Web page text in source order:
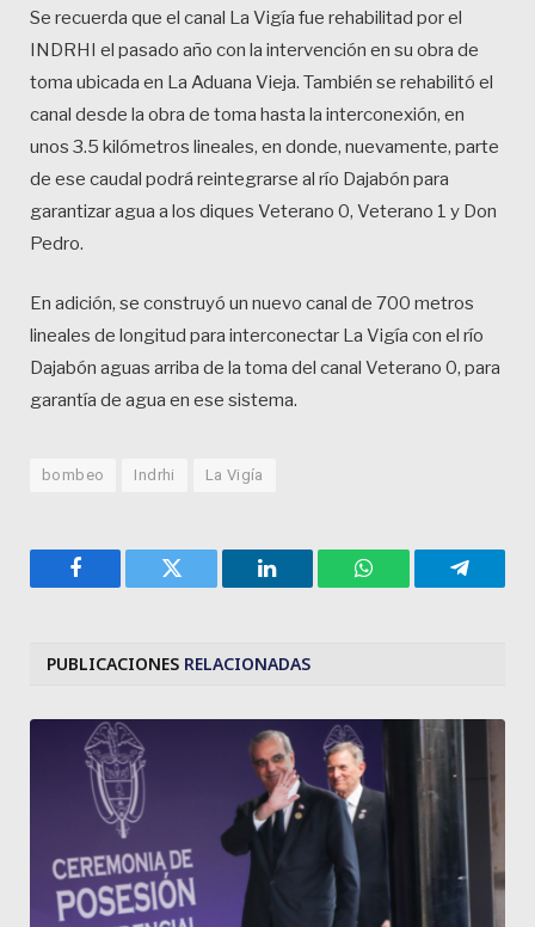
Se recuerda que el canal La Vigía fue rehabilitad por el
INDRHI el pasado año con la intervención en su obra de
toma ubicada en La Aduana Vieja. También se rehabilitó el
canal desde la obra de toma hasta la interconexión, en
unos 3.5 kilómetros lineales, en donde, nuevamente, parte
de ese caudal podrá reintegrarse al río Dajabón para
garantizar agua a los diques Veterano 0, Veterano 1 y Don
Pedro.
En adición, se construyó un nuevo canal de 700 metros
lineales de longitud para interconectar La Vigía con el río
Dajabón aguas arriba de la toma del canal Veterano 0, para
garantía de agua en ese sistema.
bombeo Indrhi La Vigía
Facebook Twitter LinkedIn WhatsApp
PUBLICACIONES RELACIONADAS